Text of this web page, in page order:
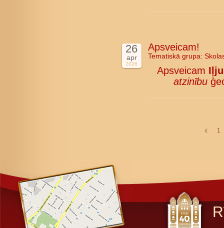
26
apr
2026
Apsveicam!
Tematiskā grupa:
Apsveicam
atzinību
1